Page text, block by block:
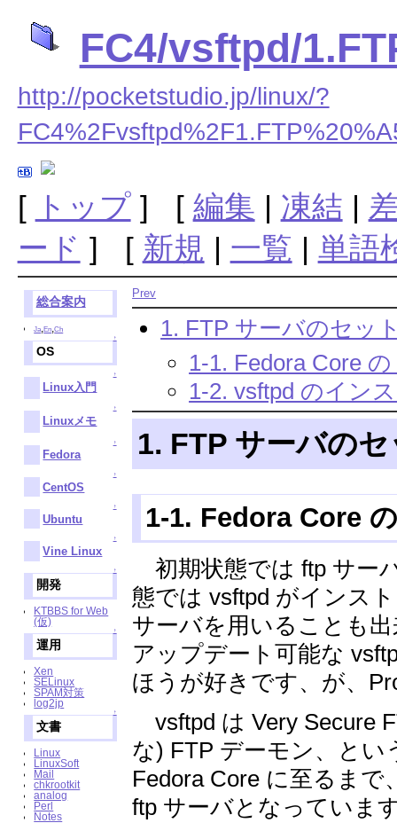
FC4/vsftpd/
http://pocketstudio.jp/linux/?
[ トップ] [ 編集 | 凍結 |
ード ] [ 新規 | 一覧 | 単語
総合案内
Ja ,En ,Ch
↑
OS
↑
Linux入門
↑
Linuxメモ
↑
Fedora
↑
CentOS
↑
Ubuntu
↑
Vine Linux
↑
開発
KTBBS for Web
(仮)
↑
運用
Xen
SELinux
SPAM対策
log2jp
↑
文書
Linux
LinuxSoft
Mail
chkrootkit
analog
Perl
Notes
Prev
1. FTP サーバのセッ
1-1. Fedora Core
1-2. vsftpd のイン
1. FTP サーバの
1-1. Fedora Core
初期状態では ftp サー
態では vsftpd がインス
サーバを用いることも
アップデート可能な
ほうが好きです、が、
vsftpd は Very Secure
な) FTP デーモン、とい
Fedora Core に至るま
ftp サーバとなっていま